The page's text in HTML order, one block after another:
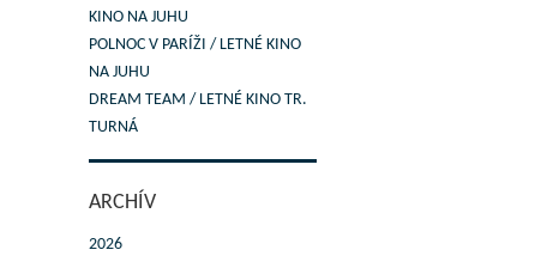
KINO NA JUHU
POLNOC V PARÍŽI / LETNÉ KINO
NA JUHU
DREAM TEAM / LETNÉ KINO TR.
TURNÁ
ARCHÍV
2026